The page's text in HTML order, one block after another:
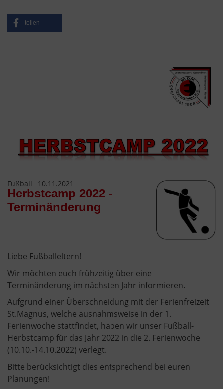
teilen
Fußball 10.11.2021
Herbstcamp 2022 -
Terminänderung
Liebe Fußballeltern!
Wir möchten euch frühzeitig über eine
Terminänderung im nächsten Jahr informieren.
Aufgrund einer Überschneidung mit der Ferienfreizeit
St.Magnus, welche ausnahmsweise in der 1.
Ferienwoche stattfindet, haben wir unser Fußball-
Herbstcamp für das Jahr 2022 in die 2. Ferienwoche
(10.10.-14.10.2022) verlegt.
Bitte berücksichtigt dies entsprechend bei euren
Planungen!